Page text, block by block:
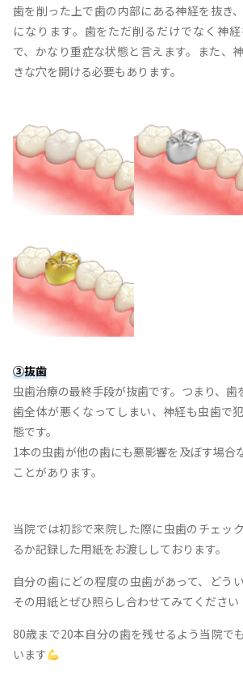
歯を削った上で歯の内部にある神経を抜き
になります。歯をただ削るだけでなく神
で、かなり重症な状態と言えます。また、
きな穴を開ける必要もあります。
③抜歯
虫歯治療の最終手段が抜歯です。つまり、歯
歯全体が悪くなってしまい、神経も虫歯で
態です。
1本の虫歯が他の歯にも悪影響を及ぼす場合
ことがあります。
当院では初診で来院した際に虫歯のチェッ
るか記録した用紙をお渡ししております。
自分の歯にどの程度の虫歯があって、どう
その用紙とぜひ照らし合わせてみてください
80歳まで20本自分の歯を残せるよう当院で
います